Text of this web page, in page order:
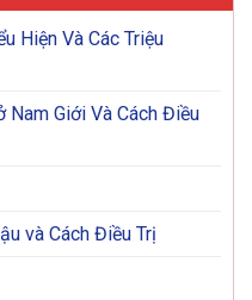
Hiện Và Các Triệu
Nam Giới Và Cách Điều
và Cách Điều Trị